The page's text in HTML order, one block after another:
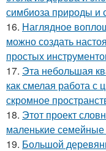
симбиоза природы и
16. Наглядное
можно создать
простых
17. Эта небольшая
как смелая работа с
скромное
18. Этот проект
маленькие
19. Большой